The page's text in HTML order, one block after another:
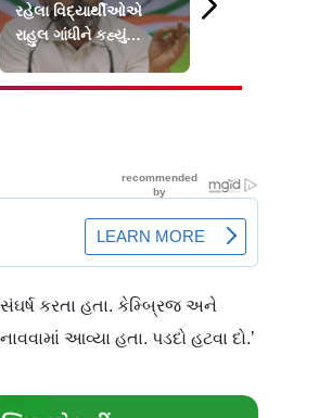
રહેલા વિદ્યાર્થીઓએ
રાહુલ ગાંધીને કહ્યું
"હબીબી, કમ ટુ રાંચી"
કરતા હતા. કેમ્બ્રિજ અને
આવ્યા હતા. પડદો હટવા દો.’